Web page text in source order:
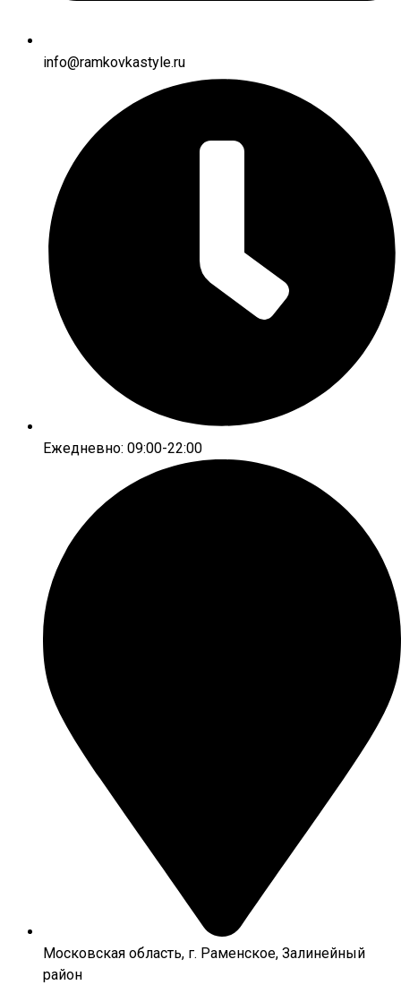
info@ramkovkastyle.ru
Ежедневно: 09:00-22:00
Московская область, г. Раменское, Залинейный
район